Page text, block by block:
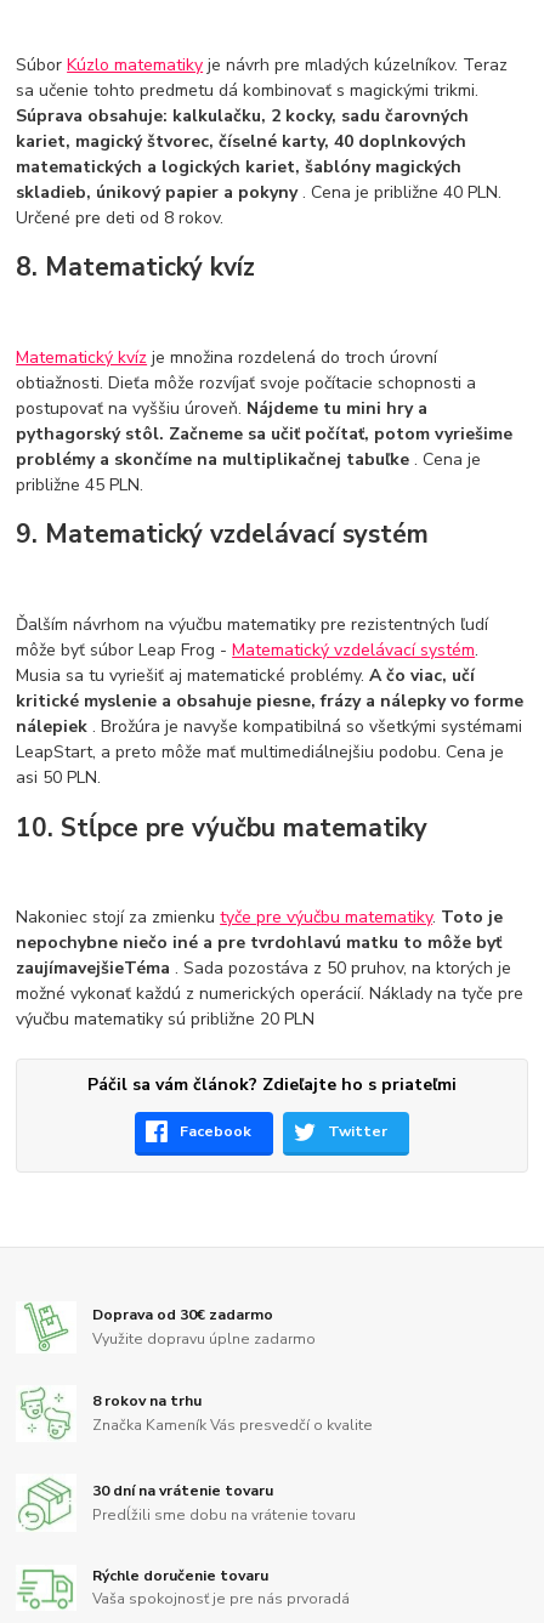
SúborKúzlo matematiky je návrh pre mladých kúzelníkov. Teraz
sa učenie tohto predmetu dá kombinovať s magickými trikmi.
Súprava obsahuje: kalkulačku, 2 kocky, sadu čarovných
kariet, magický štvorec, číselné karty, 40 doplnkových
matematických a logických kariet, šablóny magických
skladieb, únikový papier a pokyny. Cena je približne 40 PLN.
Určené pre deti od 8 rokov.
8. Matematický kvíz
Matematický kvíz je množina rozdelená do troch úrovní
obtiažnosti. Dieťa môže rozvíjať svoje počítacie schopnosti a
postupovať na vyššiu úroveň. Nájdeme tu mini hry a
pythagorský stôl. Začneme sa učiť počítať, potom vyriešime
problémy a skončíme na multiplikačnej tabuľke. Cena je
približne 45 PLN.
9. Matematický vzdelávací systém
Ďalším návrhom na výučbu matematiky pre rezistentných ľudí
môže byť súbor Leap Frog -Matematický vzdelávací systém.
Musia sa tu vyriešiť aj matematické problémy.A čo viac, učí
kritické myslenie a obsahuje piesne, frázy a nálepky vo forme
nálepiek. Brožúra je navyše kompatibilná so všetkými systémami
LeapStart, a preto môže mať multimediálnejšiu podobu. Cena je
asi 50 PLN.
10. Stĺpce pre výučbu matematiky
Nakoniec stojí za zmienkutyče pre výučbu matematiky. Toto je
nepochybne niečo iné a pre tvrdohlavú matku to môže byť
zaujímavejšieTéma. Sada pozostáva z 50 pruhov, na ktorých je
možné vykonať každú z numerických operácií. Náklady na tyče pre
výučbu matematiky sú približne 20 PLN
Páčil sa vám článok? Zdieľajte ho s priateľmi
Facebook Twitter
Doprava od 30€ zadarmo
Využite dopravu úplne zadarmo
8 rokov na trhu
Značka Kameník Vás presvedčí o kvalite
30 dní na vrátenie tovaru
Predĺžili sme dobu na vrátenie tovaru
Rýchle doručenie tovaru
Vaša spokojnosť je pre nás prvoradá